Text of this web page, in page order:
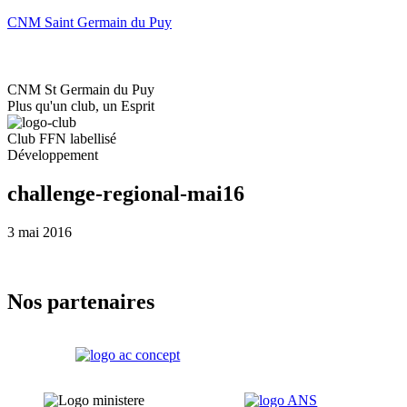
CNM Saint Germain du Puy
CNM St Germain du Puy
Plus qu'un club, un Esprit
Club FFN labellisé
Développement
challenge-regional-mai16
3 mai 2016
Nos partenaires